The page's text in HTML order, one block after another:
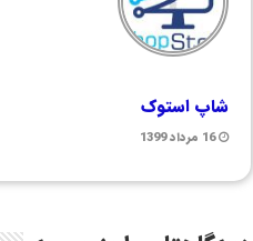
شاپ استوک
16 مرداد 1399